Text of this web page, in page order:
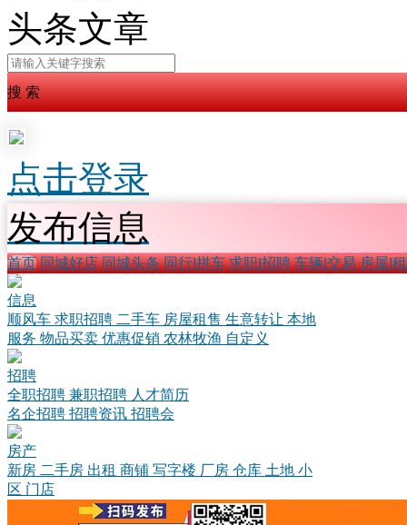
头条文章
搜 索
点击登录
发布信息
首页 同城好店 同城头条 同行l拼车 求职l招聘 车辆l交易 房屋l
信息
顺风车 求职招聘 二手车 房屋租售 生意转让 本地
服务 物品买卖 优惠促销 农林牧渔 自定义
招聘
全职招聘 兼职招聘 人才简历
名企招聘 招聘资讯 招聘会
房产
新房 二手房 出租 商铺 写字楼 厂房 仓库 土地 小
区 门店